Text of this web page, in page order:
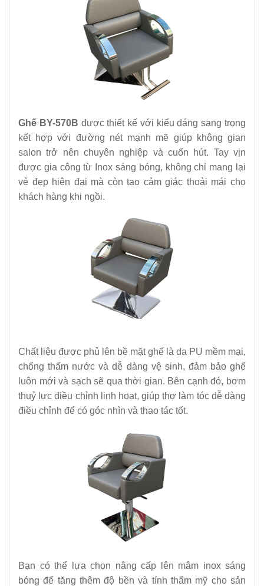
Ghế BY-570B được thiết kế với kiểu dáng sang trọng
kết hợp với đường nét mạnh mẽ giúp không gian
salon trở nên chuyên nghiệp và cuốn hút. Tay vịn
được gia công từ Inox sáng bóng, không chỉ mang lại
vẻ đẹp hiện đại mà còn tạo cảm giác thoải mái cho
khách hàng khi ngồi.
Chất liệu được phủ lên bề mặt ghế là da PU mềm mại,
chống thấm nước và dễ dàng vệ sinh, đảm bảo ghế
luôn mới và sạch sẽ qua thời gian. Bên cạnh đó, bơm
thuỷ lực điều chỉnh linh hoạt, giúp thợ làm tóc dễ dàng
điều chỉnh để có góc nhìn và thao tác tốt.
Bạn có thể lựa chọn nâng cấp lên mâm inox sáng
bóng để tăng thêm độ bền và tính thẩm mỹ cho sản